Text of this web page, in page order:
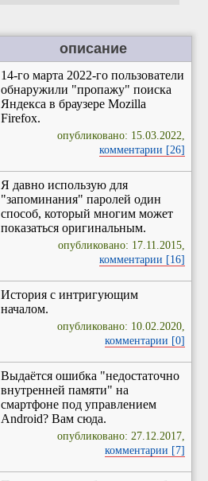
описание
14-го марта 2022-го пользователи
обнаружили "пропажу" поиска
Яндекса в браузере Mozilla
Firefox.
опубликовано: 15.03.2022,
комментарии [26]
Я давно использую для
"запоминания" паролей один
способ, который многим может
показаться оригинальным.
опубликовано: 17.11.2015,
комментарии [16]
История с интригующим
началом.
опубликовано: 10.02.2020,
комментарии [0]
Выдаётся ошибка "недостаточно
внутренней памяти" на
смартфоне под управлением
Android? Вам сюда.
опубликовано: 27.12.2017,
комментарии [7]